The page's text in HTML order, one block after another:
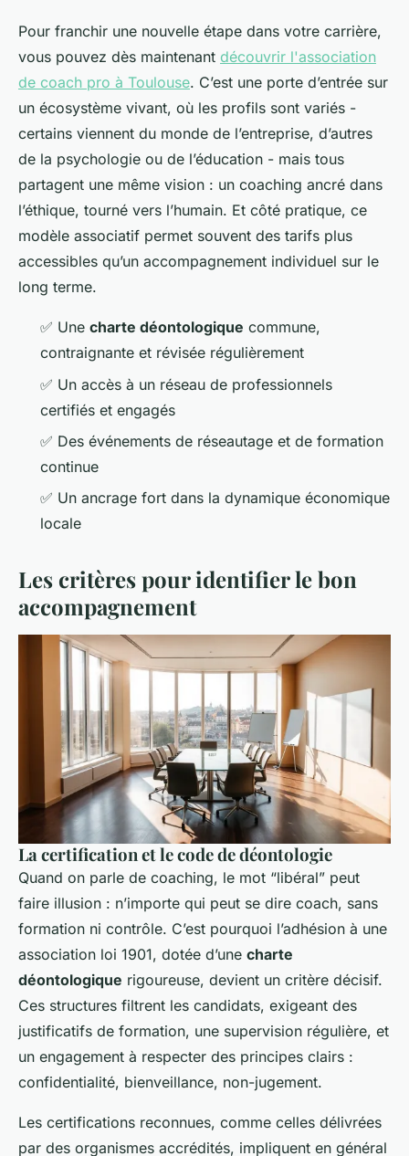
Pour franchir une nouvelle étape dans votre carrière,
vous pouvez dès maintenant découvrir l'association
de coach pro à Toulouse. C’est une porte d’entrée sur
un écosystème vivant, où les profils sont variés -
certains viennent du monde de l’entreprise, d’autres
de la psychologie ou de l’éducation - mais tous
partagent une même vision : un coaching ancré dans
l’éthique, tourné vers l’humain. Et côté pratique, ce
modèle associatif permet souvent des tarifs plus
accessibles qu’un accompagnement individuel sur le
long terme.
✅ Une charte déontologique commune,
contraignante et révisée régulièrement
✅ Un accès à un réseau de professionnels
certifiés et engagés
✅ Des événements de réseautage et de formation
continue
✅ Un ancrage fort dans la dynamique économique
locale
Les critères pour identifier le bon
accompagnement
La certification et le code de déontologie
Quand on parle de coaching, le mot “libéral” peut
faire illusion : n’importe qui peut se dire coach, sans
formation ni contrôle. C’est pourquoi l’adhésion à une
association loi 1901, dotée d’une charte
déontologique rigoureuse, devient un critère décisif.
Ces structures filtrent les candidats, exigeant des
justificatifs de formation, une supervision régulière, et
un engagement à respecter des principes clairs :
confidentialité, bienveillance, non-jugement.
Les certifications reconnues, comme celles délivrées
par des organismes accrédités, impliquent en général